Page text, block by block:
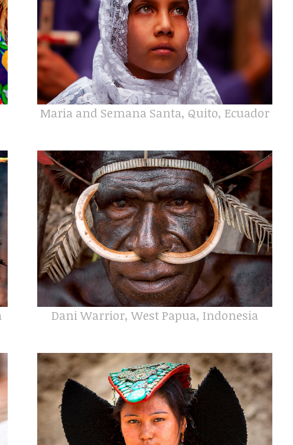
Maria and Semana Santa, Quito, Ecuador
Dani Warrior, West Papua, Indonesia